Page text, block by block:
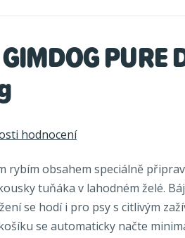
PURE
hodnocení
rybím obsahem speciálně
tuňáka v lahodném želé.
se hodí i pro psy s citlivým
se automaticky načte